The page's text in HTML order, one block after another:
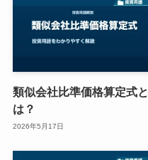
類似会社比準価格算定式と
は？
2026年5月17日